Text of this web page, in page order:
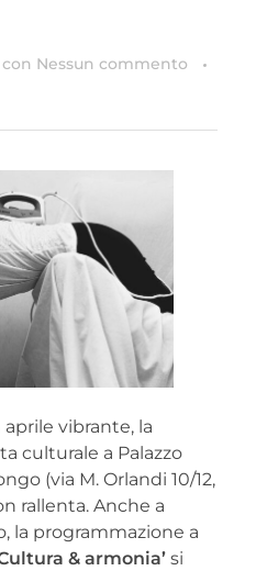
con Nessun commento
vibrante, la
culturale a Palazzo
(via M. Orlandi 10/12,
rallenta. Anche a
la programmazione a
& armonia’ si